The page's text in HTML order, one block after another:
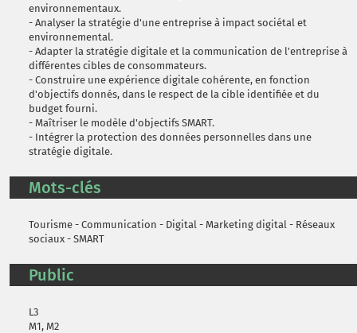
environnementaux.
- Analyser la stratégie d'une entreprise à impact sociétal et
environnemental.
- Adapter la stratégie digitale et la communication de l'entreprise à
différentes cibles de consommateurs.
- Construire une expérience digitale cohérente, en fonction
d'objectifs donnés, dans le respect de la cible identifiée et du
budget fourni.
- Maîtriser le modèle d'objectifs SMART.
- Intégrer la protection des données personnelles dans une
stratégie digitale.
Mots-clés
Tourisme - Communication - Digital - Marketing digital - Réseaux
sociaux - SMART
Public
L3
M1, M2